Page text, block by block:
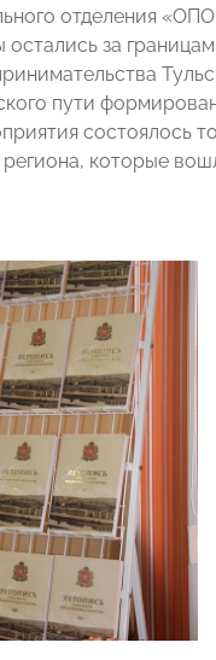
отделения
за
пути
состоялось
которые